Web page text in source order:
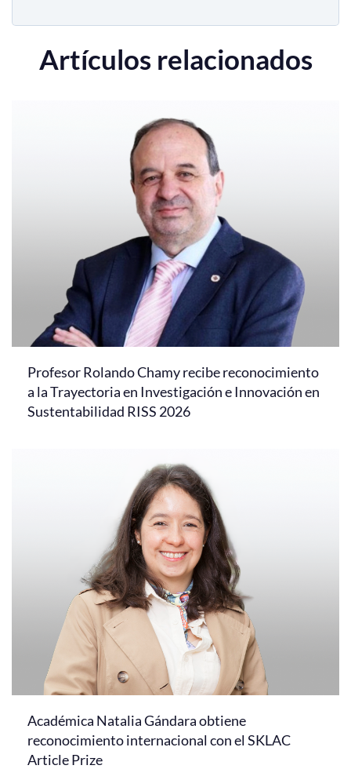
Artículos relacionados
Profesor Rolando Chamy recibe reconocimiento
a la Trayectoria en Investigación e Innovación en
Sustentabilidad RISS 2026
Académica Natalia Gándara obtiene
reconocimiento internacional con el SKLAC
Article Prize